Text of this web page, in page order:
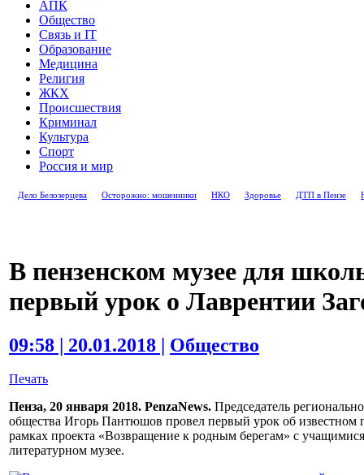
АПК
Общество
Связь и IT
Образование
Медицина
Религия
ЖКХ
Происшествия
Криминал
Культура
Спорт
Россия и мир
Дело Белозерцева Осторожно: мошенники НКО Здоровье ДТП в Пензе
В пензенском музее для
первый урок о Лаврентии
09:58 | 20.01.2018 | Общество
Печать
Пенза, 20 января 2018. PenzaNews. Председатель
общества Игорь Пантюшов провел первый урок об известном
рамках проекта «Возвращение к родным берегам» с
литературном музее.